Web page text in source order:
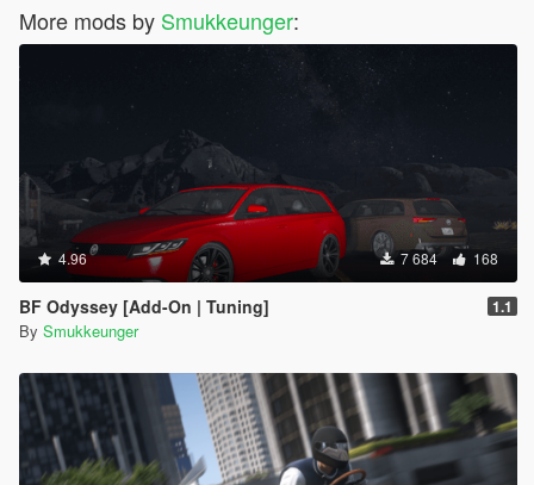
More mods by Smukkeunger:
4.96 7 684 168
BF Odyssey [Add-On | Tuning] 1.1
By Smukkeunger